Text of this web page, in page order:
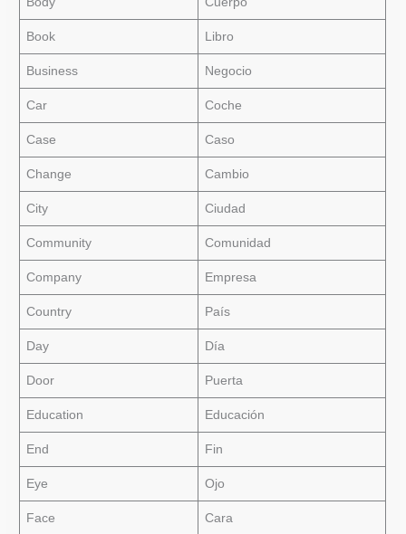
Book Libro
Business Negocio
Car Coche
Case Caso
Change Cambio
City Ciudad
Community Comunidad
Company Empresa
Country País
Day Día
Door Puerta
Education Educación
End Fin
Eye Ojo
Face Cara